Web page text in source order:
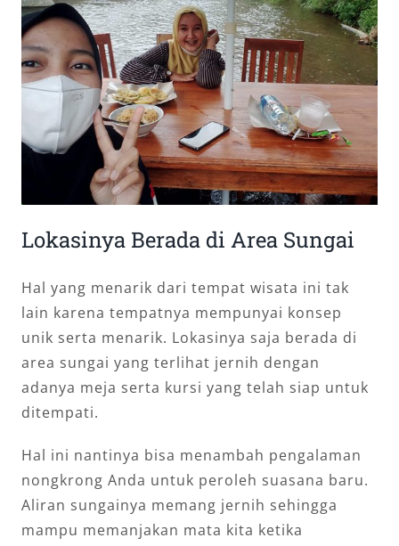
Lokasinya Berada di Area Sungai
Hal yang menarik dari tempat wisata ini tak
lain karena tempatnya mempunyai konsep
unik serta menarik. Lokasinya saja berada di
area sungai yang terlihat jernih dengan
adanya meja serta kursi yang telah siap untuk
ditempati.
Hal ini nantinya bisa menambah pengalaman
nongkrong Anda untuk peroleh suasana baru.
Aliran sungainya memang jernih sehingga
mampu memanjakan mata kita ketika